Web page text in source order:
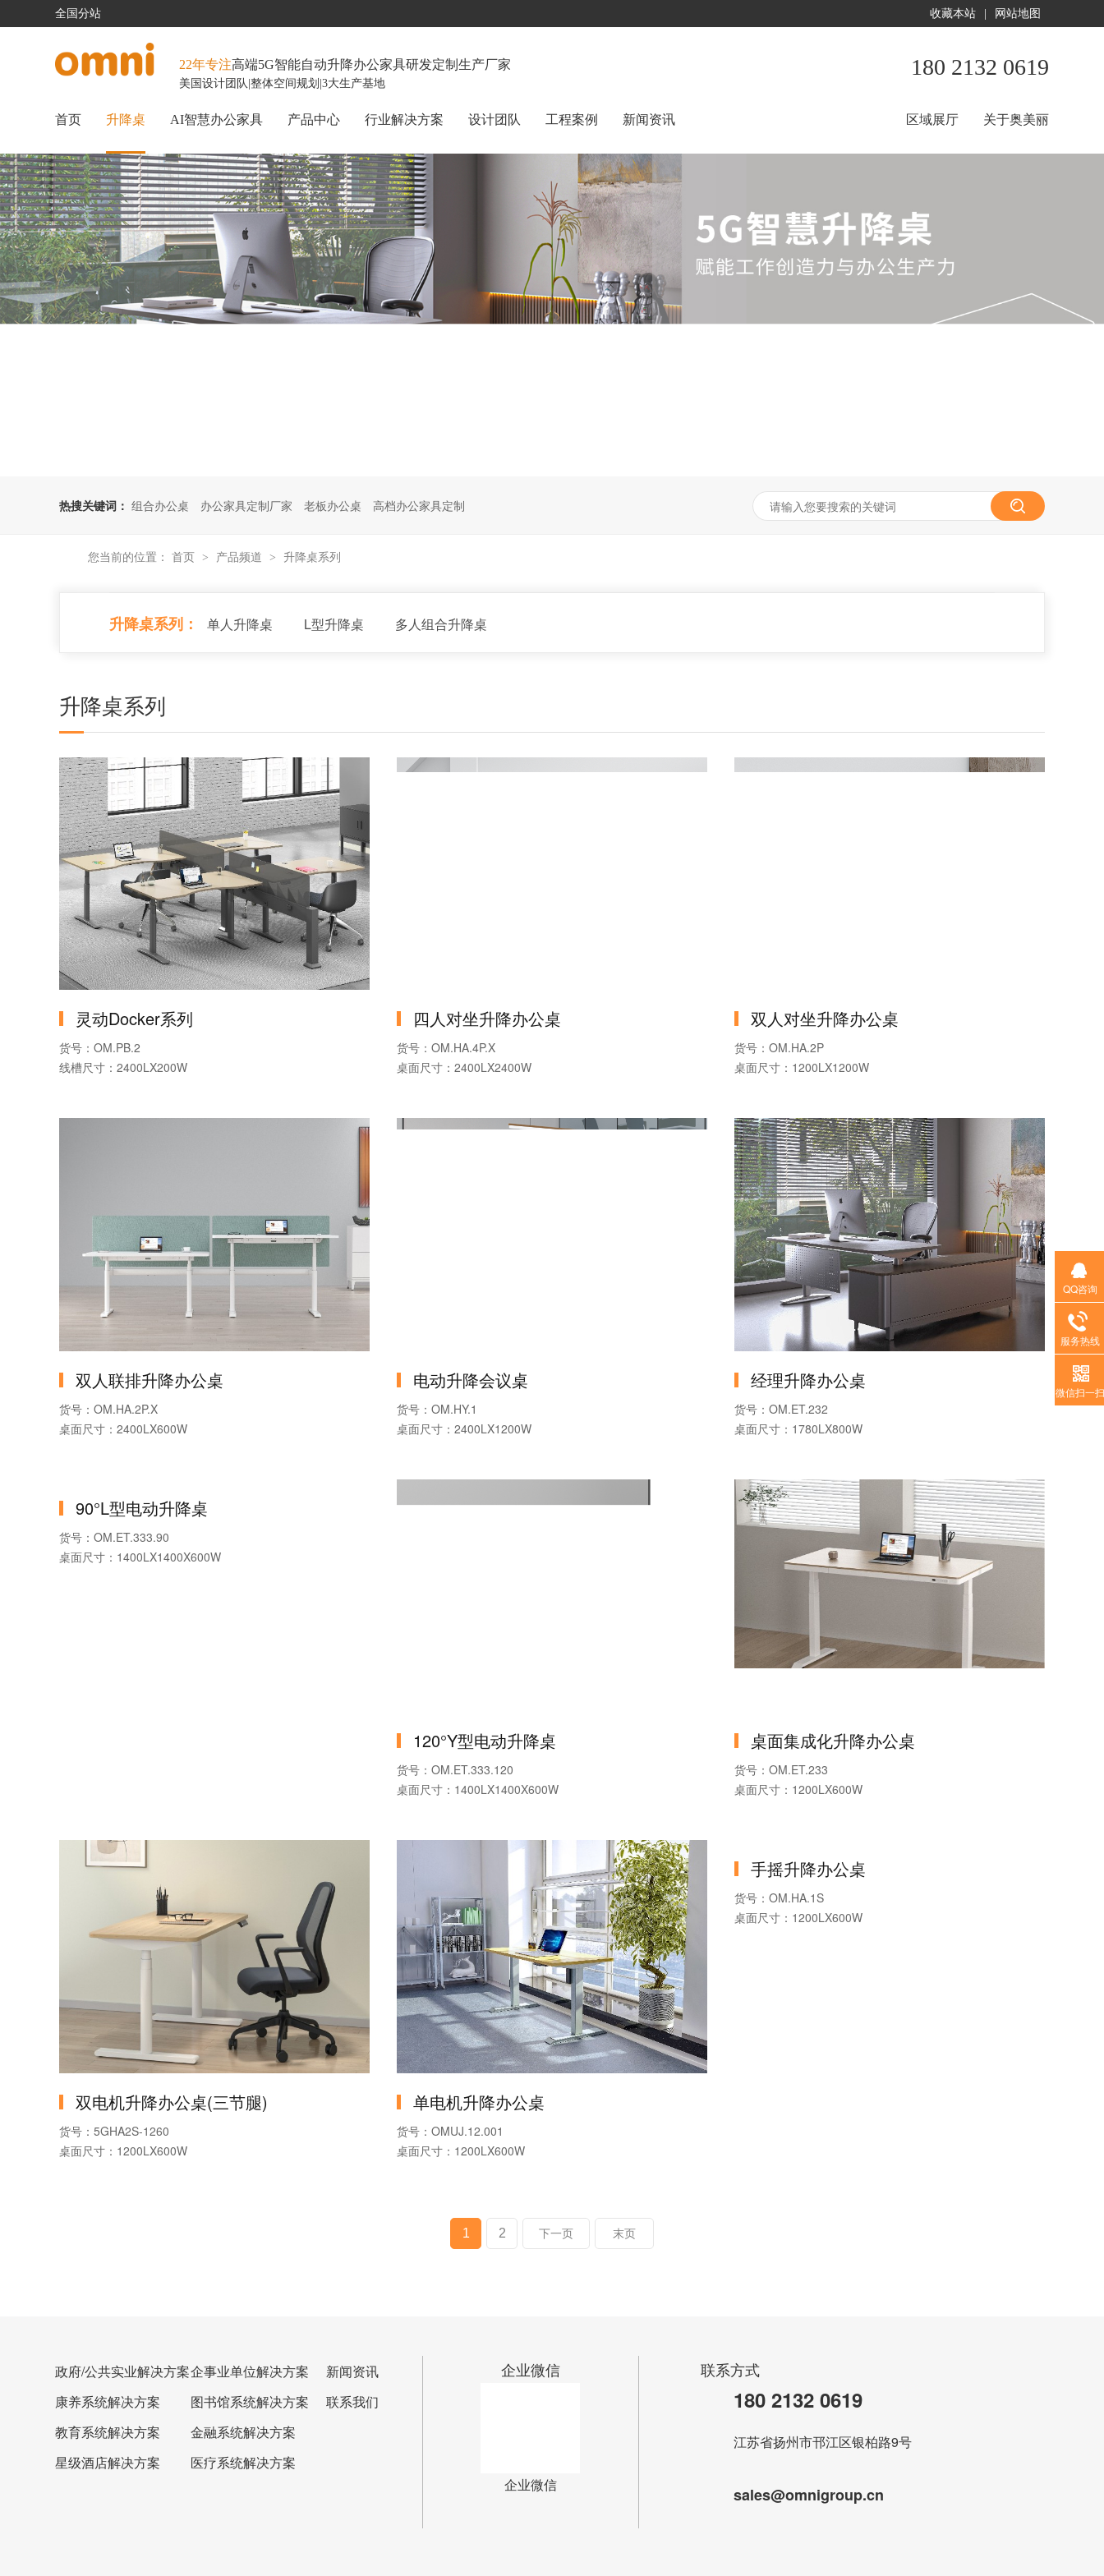
收藏本站 网站地图
全国分站
180 2132 0619
22年专注高端5G智能自动升降办公家具研发定制生产厂家
美国设计团队 |整体空间规划 |3大生产基地
首页 升降桌 AI智慧办公家具 产品中心 行业解决方案 设计团队 工程案例 新闻资讯 关于奥美丽
区域展厅
热搜关键词： 组合办公桌 办公家具定制厂家 老板办公桌 高档办公家具定制
您当前的位置： 首页 > 产品频道 > 升降桌系列
升降桌系列： 单人升降桌 L型升降桌 多人组合升降桌
升降桌系列
灵动Docker系列
货号：OM.PB.2
线槽尺寸：2400LX200W
四人对坐升降办公桌
货号：OM.HA.4P.X
桌面尺寸：2400LX2400W
可否定制：按需定制
双人对坐升降办公桌
货号：OM.HA.2P
桌面尺寸：1200LX1200W
可否定制：按需定制
双人联排升降办公桌
货号：OM.HA.2P.X
桌面尺寸：2400LX600W
电动升降会议桌
货号：OM.HY.1
桌面尺寸：2400LX1200W
经理升降办公桌
货号：OM.ET.232
桌面尺寸：1780LX800W
可否定制：按需定制
90°L型电动升降桌
货号：OM.ET.333.90
桌面尺寸：1400LX1400X600W
120°Y型电动升降桌
货号：OM.ET.333.120
桌面尺寸：1400LX1400X600W
封边：PVC
桌面集成化升降办公桌
货号：OM.ET.233
桌面尺寸：1200LX600W
双电机升降办公桌(三节腿)
货号：5GHA2S-1260
桌面尺寸：1200LX600W
单电机升降办公桌
货号：OMUJ.12.001
桌面尺寸：1200LX600W
手摇升降办公桌
货号：OM.HA.1S
桌面尺寸：1200LX600W
1 2 下一页 末页
政府/公共实业解决方案
康养系统解决方案
教育系统解决方案
星级酒店解决方案
企事业单位解决方案
图书馆系统解决方案
金融系统解决方案
医疗系统解决方案
新闻资讯
联系我们
企业微信
企业微信
联系方式
180 2132 0619
江苏省扬州市邗江区银柏路9号
sales@omnigroup.cn
QQ咨询
服务热线
微信扫一扫